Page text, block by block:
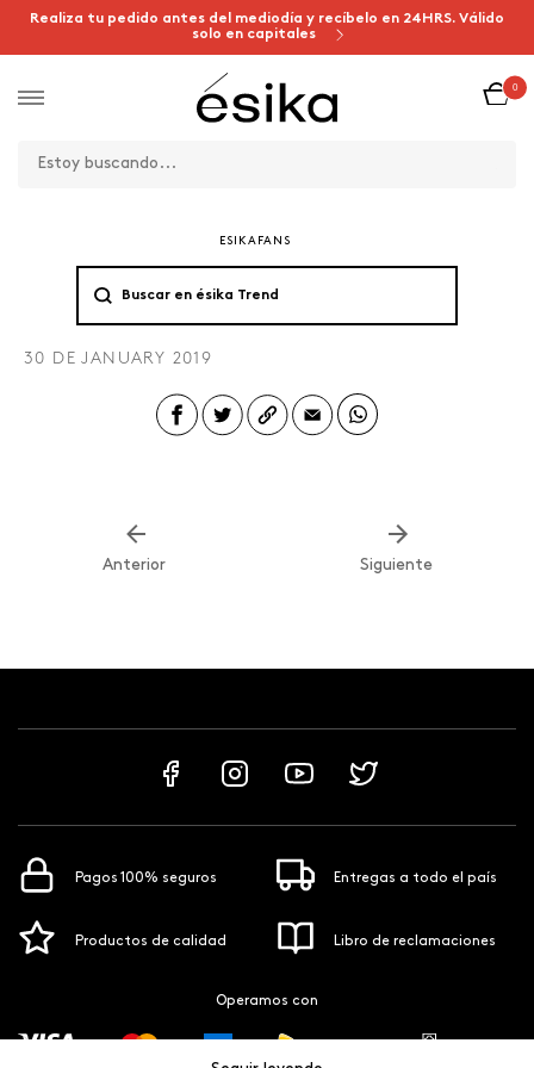
Realiza tu pedido antes del mediodía y recíbelo en 24HRS. Válido
solo en capitales
0
ESIKAFANS
30 DE JANUARY 2019
Anterior Siguiente
Pagos 100% seguros Entregas a todo el país
Productos de calidad Libro de reclamaciones
Operamos con